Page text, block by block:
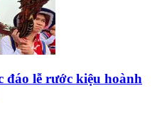
lễ rước kiệu hoành